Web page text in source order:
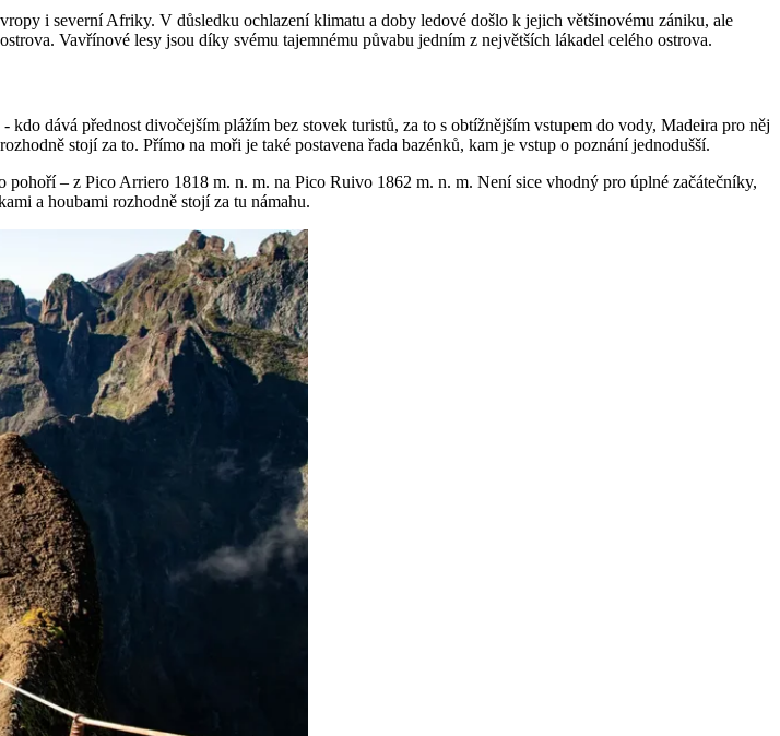
i severní Afriky. V důsledku ochlazení klimatu a doby ledové došlo k jejich většinovému zániku, ale
Vavřínové lesy jsou díky svému tajemnému půvabu jedním z největších lákadel celého ostrova.
dává přednost divočejším plážím bez stovek turistů, za to s obtížnějším vstupem do vody, Madeira pro něj
stojí za to. Přímo na moři je také postavena řada bazénků, kam je vstup o poznání jednodušší.
– z Pico Arriero 1818 m. n. m. na Pico Ruivo 1862 m. n. m. Není sice vhodný pro úplné začátečníky,
a houbami rozhodně stojí za tu námahu.